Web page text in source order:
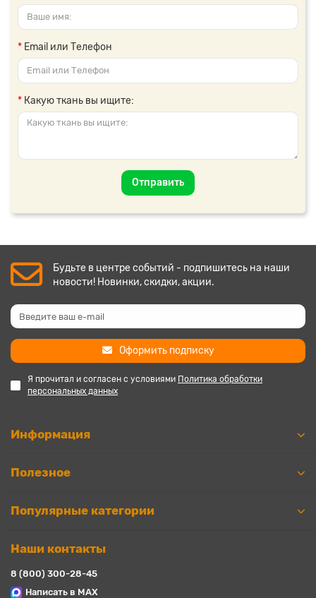
Email или Телефон
Какую ткань вы ищите:
Отправить
Будьте в центре событий - подпишитесь на наши
новости! Новинки, скидки, акции.
Оформить подписку
Я прочитал и согласен с условиями Политика обработки
персональных данных
Информация
Полезное
Популярные категории
Наши контакты
8 (800) 300-28-45
Написать в MAX